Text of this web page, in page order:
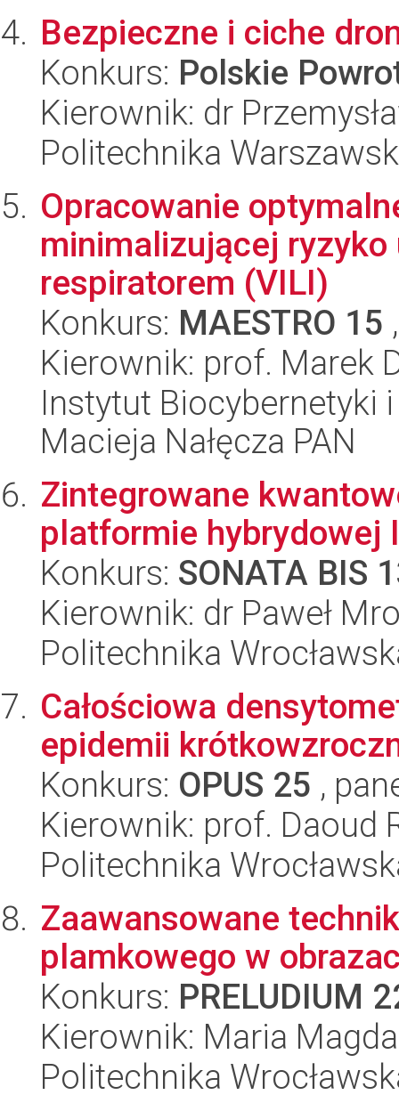
Bezpieczne i ciche
Konkurs: Polskie
Kierownik: dr
Politechnika
Opracowanie
minimalizującej ryzyko
respiratorem (VILI)
Konkurs: MAESTRO 15
Kierownik: prof. Marek
Instytut Biocybernetyki
Macieja Nałęcza PAN
Zintegrowane
platformie hybrydowej
Konkurs: SONATA BIS
Kierownik: dr Paweł
Politechnika
Całościowa
epidemii
Konkurs: OPUS 25 ,
Kierownik: prof. Daoud
Politechnika
Zaawansowane
plamkowego w
Konkurs: PRELUDIUM
Kierownik: Maria
Politechnika